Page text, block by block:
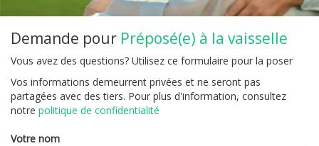
Demande pour Préposé(e) à la vaisselle
Vous avez des questions? Utilisez ce formulaire pour la poser
Vos informations demeurrent privées et ne seront pas
partagées avec des tiers. Pour plus d'information, consultez
notre politique de confidentialité
Votre nom